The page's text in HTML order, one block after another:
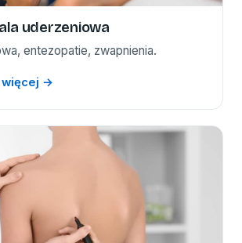
uderzeniowa
entezopatie, zwapnienia.
więcej →